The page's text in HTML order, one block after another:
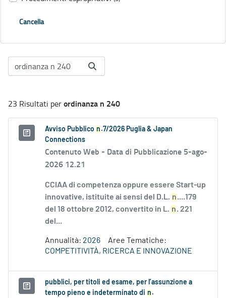
Cancella
23 Risultati perordinanza n 240
Avviso Pubblico n .7/2026 Puglia & Japan
Connections
Contenuto Web - Data di Pubblicazione 5-ago-
2026 12.21
CCIAA di competenza oppure essere Start-up
innovative, istituite ai sensi del D.L. n....179
del 18 ottobre 2012, convertito in L. n. 221
del...
Annualità: 2026
Aree Tematiche:
COMPETITIVITÀ, RICERCA E INNOVAZIONE
pubblici, per titoli ed esame, per l’assunzione a
tempo pieno e indeterminato di n .